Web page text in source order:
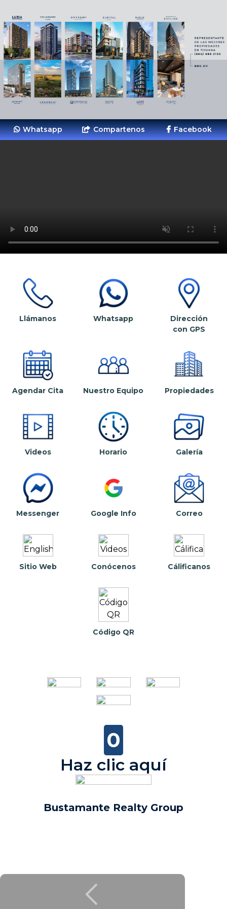
Whatsapp Compartenos Facebook
Llámanos Whatsapp
Dirección
con GPS
Agendar Cita Nuestro Equipo Propiedades
Videos Horario Galería
Messenger Google Info Correo
Sitio Web Conócenos Cálificanos
Código QR
0
Haz clic aquí
Bustamante Realty Group